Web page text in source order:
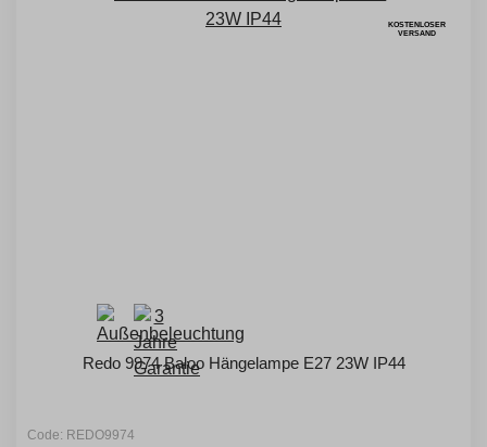
KOSTENLOSER
VERSAND
Redo 9974 Baloo Hängelampe E27 23W IP44
Code: REDO9974